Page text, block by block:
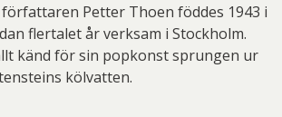
Petter Thoen föddes 1943 i
flertalet år verksam i Stockholm.
känd för sin popkonst sprungen ur
kölvatten.